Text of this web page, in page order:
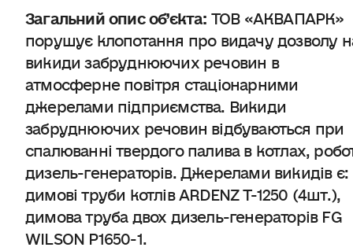
Загальний опис об’єкта:ТОВ «АКВАПАРК»
порушує клопотання про видачу дозволу
викиди забруднюючих речовин в
атмосферне повітря стаціонарними
джерелами підприємства. Викиди
забруднюючих речовин відбуваються при
спалюванні твердого палива в котлах,
дизель-генераторів. Джерелами викидів є:
димові труби котлів ARDENZ T-1250 (4шт.),
димова труба двох дизель-генераторів FG
WILSON P1650-1.